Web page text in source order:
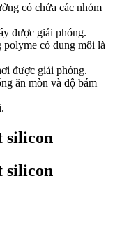
có chứa các nhóm
được giải phóng.
có dung môi là
được giải phóng.
ăn mòn và độ bám
silicon
silicon